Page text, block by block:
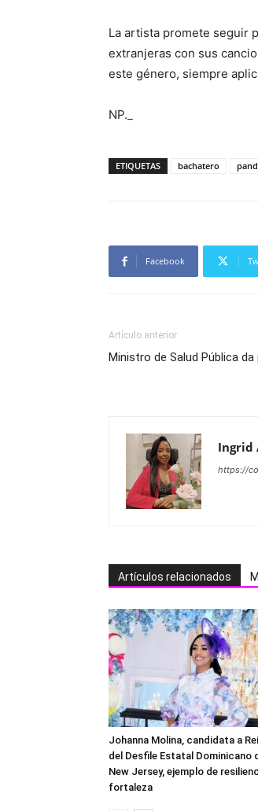
La artista promete seguir
extranjeras con sus
este género, siempre
NP._
ETIQUETAS bachatero
Facebook
Artículo anterior
Ministro de Salud Pública
Ingrid
https://
Artículos relacionados
Johanna Molina, candidata a
del Desfile Estatal Dominicano
New Jersey, ejemplo de
fortaleza